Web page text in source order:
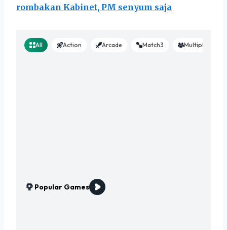
rombakan Kabinet, PM senyum saja